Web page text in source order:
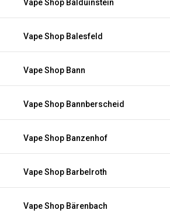
Vape Shop Balduinstein
Vape Shop Balesfeld
Vape Shop Bann
Vape Shop Bannberscheid
Vape Shop Banzenhof
Vape Shop Barbelroth
Vape Shop Bärenbach